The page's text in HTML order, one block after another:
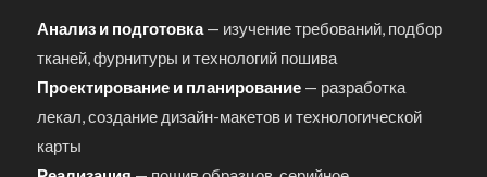
Анализ и подготовка— изучение требований, подбор
тканей, фурнитуры и технологий пошива
Проектирование и планирование— разработка
лекал, создание дизайн-макетов и технологической
карты